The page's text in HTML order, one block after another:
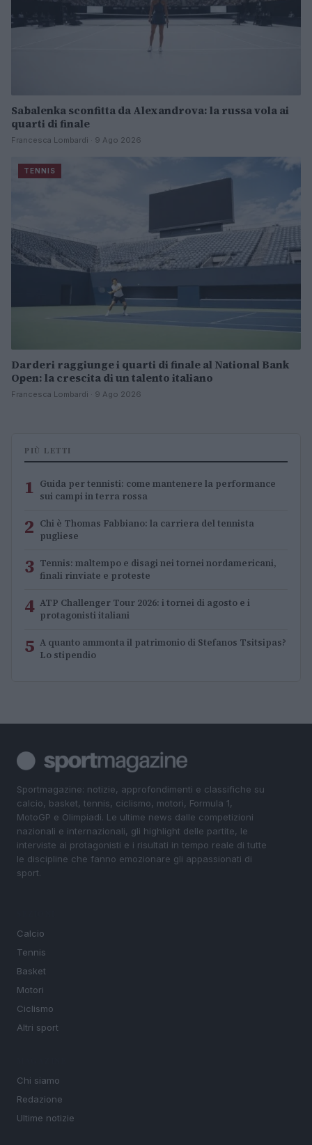
Sabalenka sconfitta da Alexandrova: la russa vola ai
quarti di finale
Francesca Lombardi · 9 Ago 2026
TENNIS
Darderi raggiunge i quarti di finale al National Bank
Open: la crescita di un talento italiano
Francesca Lombardi · 9 Ago 2026
PIÙ LETTI
1 Guida per tennisti: come mantenere la performance
sui campi in terra rossa
2 Chi è Thomas Fabbiano: la carriera del tennista
pugliese
3 Tennis: maltempo e disagi nei tornei nordamericani,
finali rinviate e proteste
4 ATP Challenger Tour 2026: i tornei di agosto e i
protagonisti italiani
5 A quanto ammonta il patrimonio di Stefanos Tsitsipas?
Lo stipendio
Sportmagazine: notizie, approfondimenti e classifiche su
calcio, basket, tennis, ciclismo, motori, Formula 1,
MotoGP e Olimpiadi. Le ultime news dalle competizioni
nazionali e internazionali, gli highlight delle partite, le
interviste ai protagonisti e i risultati in tempo reale di tutte
le discipline che fanno emozionare gli appassionati di
sport.
Calcio
Tennis
Basket
Motori
Ciclismo
Altri sport
Chi siamo
Redazione
Ultime notizie